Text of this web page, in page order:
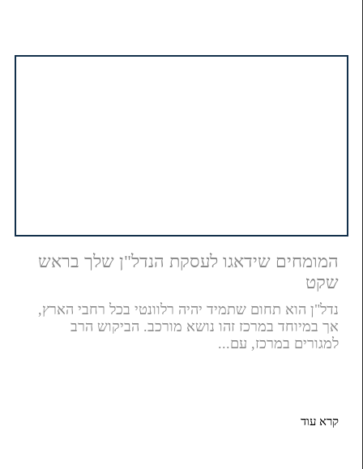
המומחים שידאגו לעסקת הנדל"ן שלך בראש
שקט
נדל"ן הוא תחום שתמיד יהיה רלוונטי בכל רחבי הארץ,
אך במיוחד במרכז זהו נושא מורכב. הביקוש הרב
למגורים במרכז, עם...
קרא עוד